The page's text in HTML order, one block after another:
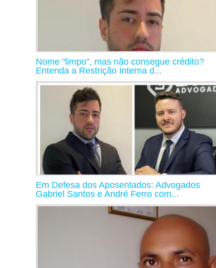
Nome "limpo", mas não consegue crédito?
Entenda a Restrição Interna d...
Em Defesa dos Aposentados: Advogados
Gabriel Santos e André Ferro com...